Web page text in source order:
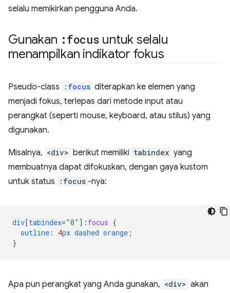
selalu memikirkan pengguna Anda.
Gunakan :focus untuk selalu
menampilkan indikator fokus
Pseudo-class :focus diterapkan ke elemen yang
menjadi fokus, terlepas dari metode input atau
perangkat (seperti mouse, keyboard, atau stilus) yang
digunakan.
Misalnya, <div> berikut memiliki tabindex yang
membuatnya dapat difokuskan, dengan gaya kustom
untuk status
:focus -nya:
div[tabindex="0" ] : focus {
outline : 4px dashed orange ;
}
Apa pun perangkat yang Anda gunakan, <div> akan